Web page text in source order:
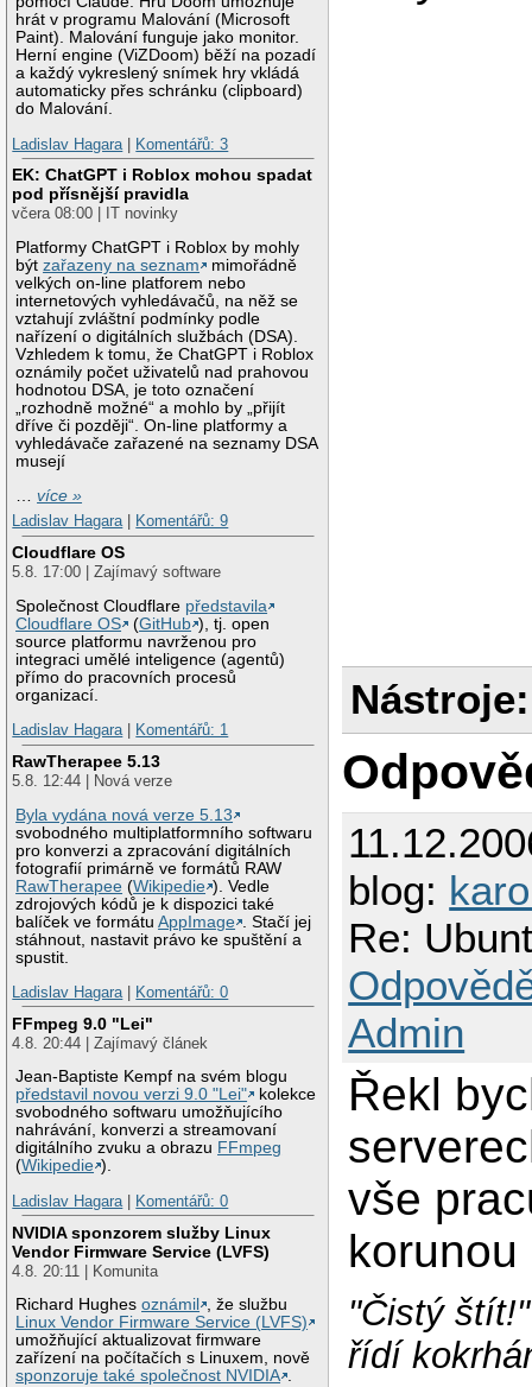
hrát v programu Malování (Microsoft
Paint). Malování funguje jako monitor.
Herní engine (ViZDoom) běží na pozadí
a každý vykreslený snímek hry vkládá
automaticky přes schránku (clipboard)
do Malování.
Ladislav Hagara
Komentářů: 3
EK: ChatGPT i Roblox mohou spadat
pod přísnější pravidla
včera 08:00 | IT novinky
Platformy ChatGPT i Roblox by mohly
býtzařazeny na seznam
mimořádně
velkých on-line platforem nebo
internetových vyhledávačů, na něž se
vztahují zvláštní podmínky podle
nařízení o digitálních službách (DSA).
Vzhledem k tomu, že ChatGPT i Roblox
oznámily počet uživatelů nad prahovou
hodnotou DSA, je toto označení
„rozhodně možné“ a mohlo by „přijít
dříve či později“. On-line platformy a
vyhledávače zařazené na seznamy DSA
musejí
…více »
Ladislav Hagara| Komentářů: 9
Cloudflare OS
5.8. 17:00 | Zajímavý software
Společnost Cloudflare představila
Cloudflare OS
(GitHub ), tj. open
source platformu navrženou pro
integraci umělé inteligence (agentů)
přímo do pracovních procesů
organizací.
Ladislav Hagara| Komentářů: 1
RawTherapee 5.13
5.8. 12:44 | Nová verze
Byla vydána nová verze 5.13
svobodného multiplatformního softwaru
pro konverzi a zpracování digitálních
fotografií primárně ve formátů RAW
RawTherapee (Wikipedie ). Vedle
zdrojových kódů je k dispozici také
balíček ve formátuAppImage
. Stačí jej
stáhnout, nastavit právo ke spuštění a
spustit.
Ladislav Hagara| Komentářů: 0
FFmpeg 9.0 "Lei"
4.8. 20:44 | Zajímavý článek
Jean-Baptiste Kempf na svém blogu
představil novou verzi 9.0 "Lei"
kolekce
svobodného softwaru umožňujícího
nahrávání, konverzi a streamovaní
digitálního zvuku a obrazu FFmpeg
(Wikipedie ).
Ladislav Hagara| Komentářů: 0
NVIDIA sponzorem služby Linux
Vendor Firmware Service (LVFS)
4.8. 20:11 | Komunita
Richard Hughesoznámil
, že službu
Linux Vendor Firmware Service (LVFS)
umožňující aktualizovat firmware
zařízení na počítačích s Linuxem, nově
sponzoruje také společnost NVIDIA .
Nástroje:
blog:
Re:
Admin
Řekl
vše
"Čistý
řídí